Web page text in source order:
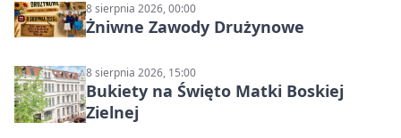
8 sierpnia 2026, 00:00
Żniwne Zawody Drużynowe
8 sierpnia 2026, 15:00
Bukiety na Święto Matki Boskiej
Zielnej